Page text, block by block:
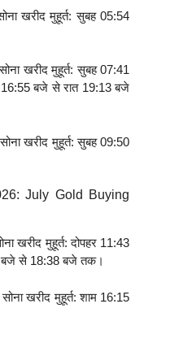
खरीद मुहूर्त: सुबह 05:54
खरीद मुहूर्त: सुबह 07:41
बजे से रात 19:13 बजे
खरीद मुहूर्त: सुबह 09:50
July Gold Buying
खरीद मुहूर्त: दोपहर 11:43
से 18:38 बजे तक।
खरीद मुहूर्त: शाम 16:15